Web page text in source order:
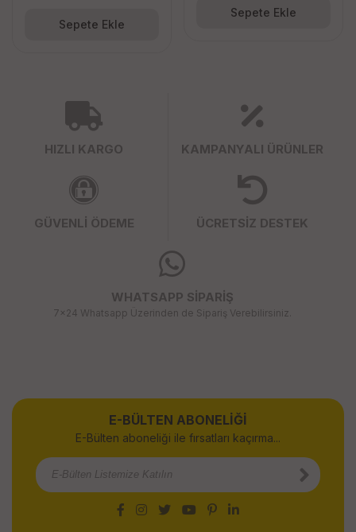
Sepete Ekle
Sepete Ekle
HIZLI KARGO KAMPANYALI ÜRÜNLER
GÜVENLİ ÖDEME ÜCRETSİZ DESTEK
WHATSAPP SİPARİŞ
7x24 Whatsapp Üzerinden de Sipariş Verebilirsiniz.
E-BÜLTEN ABONELİĞİ
E-Bülten aboneliği ile fırsatları kaçırma...